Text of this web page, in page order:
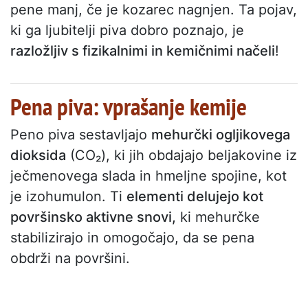
pene manj, če je kozarec nagnjen. Ta pojav,
ki ga ljubitelji piva dobro poznajo, je
razložljiv s fizikalnimi in kemičnimi načeli!
Pena piva: vprašanje kemije
Peno piva sestavljajo mehurčki ogljikovega
dioksida (CO₂), ki jih obdajajo beljakovine iz
ječmenovega slada in hmeljne spojine, kot
je izohumulon. Ti elementi delujejo kot
površinsko aktivne snovi, ki mehurčke
stabilizirajo in omogočajo, da se pena
obdrži na površini.